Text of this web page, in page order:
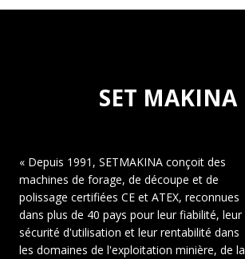
SET MAKINA
« Depuis 1991, SETMAKINA conçoit des
machines de forage, de découpe et de
polissage certifiées CE et ATEX, reconnues
dans plus de 40 pays pour leur fiabilité, leur
sécurité d'utilisation et leur rentabilité dans
les domaines de l'exploitation minière, de la